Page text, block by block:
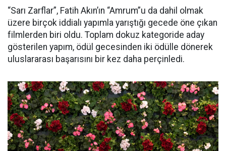
“Sarı Zarflar”, Fatih Akın’ın “Amrum”u da dahil olmak
üzere birçok iddialı yapımla yarıştığı gecede öne çıkan
filmlerden biri oldu. Toplam dokuz kategoride aday
gösterilen yapım, ödül gecesinden iki ödülle dönerek
uluslararası başarısını bir kez daha perçinledi.